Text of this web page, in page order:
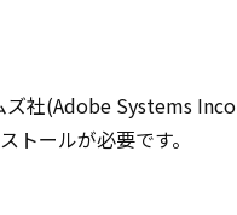
社(Adobe Systems
トールが必要です。